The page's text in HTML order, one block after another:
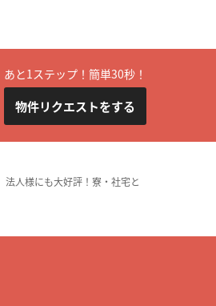
あと1ステップ！簡単30秒！
物件リクエストをする
人様にも大好評！寮・社宅と